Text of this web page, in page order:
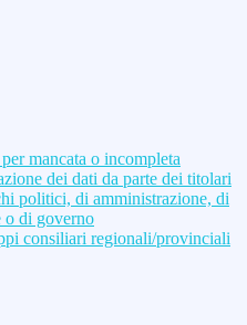
mancata o incompleta
dei dati da parte dei titolari
politici, di amministrazione, di
o di governo
consiliari regionali/provinciali